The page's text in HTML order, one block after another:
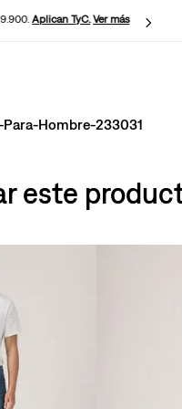
Aplican TyC. Ver más
Hombre-233031
este